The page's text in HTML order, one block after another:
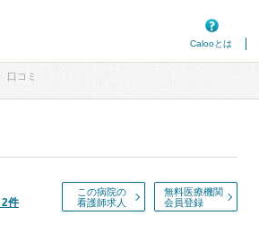
Calooとは
口コミ
この病院の
看護師求人
無料医療機関
会員登録
2件